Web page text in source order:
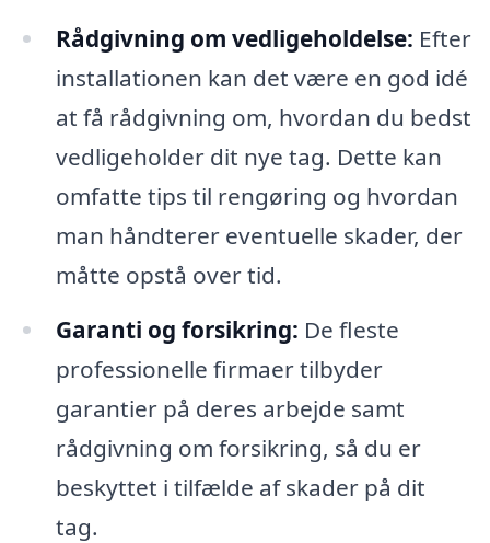
Rådgivning om vedligeholdelse: Efter
installationen kan det være en god idé
at få rådgivning om, hvordan du bedst
vedligeholder dit nye tag. Dette kan
omfatte tips til rengøring og hvordan
man håndterer eventuelle skader, der
måtte opstå over tid.
Garanti og forsikring: De fleste
professionelle firmaer tilbyder
garantier på deres arbejde samt
rådgivning om forsikring, så du er
beskyttet i tilfælde af skader på dit
tag.